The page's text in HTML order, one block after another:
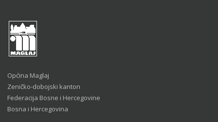
Općina Maglaj
Zeničko-dobojski kanton
Federacija Bosne i Hercegovine
Bosna i Hercegovina